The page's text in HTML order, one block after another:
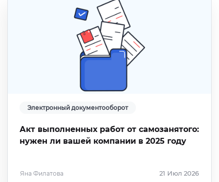
Электронный документооборот
Акт выполненных работ от самозанятого:
нужен ли вашей компании в 2025 году
Яна Филатова 21 Июл 2026